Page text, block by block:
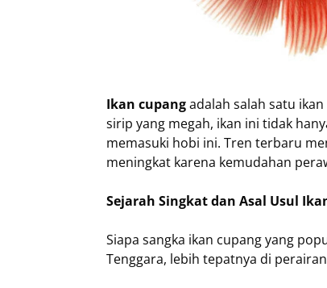
Ikan cupangadalah salah satu
sirip yang megah, ikan ini tidak
memasuki hobi ini. Tren terbaru
meningkat karena kemudahan
Sejarah Singkat dan Asal Usul
Siapa sangka ikan cupang yang
Tenggara, lebih tepatnya di